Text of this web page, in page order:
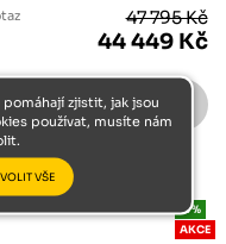
47 795 Kč
44 449 Kč
-7%
AKCE
zjistit, jak jsou
používat, musíte nám